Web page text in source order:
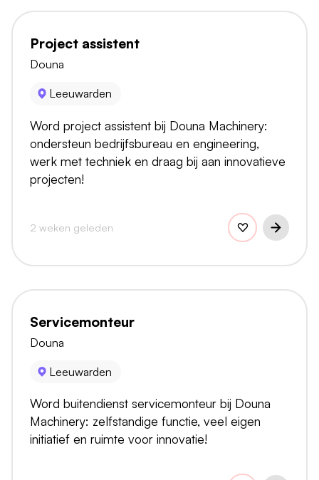
Project assistent
Douna
Leeuwarden
Word project assistent bij Douna Machinery:
ondersteun bedrijfsbureau en engineering,
werk met techniek en draag bij aan innovatieve
projecten!
2 weken geleden
Servicemonteur
Douna
Leeuwarden
Word buitendienst servicemonteur bij Douna
Machinery: zelfstandige functie, veel eigen
initiatief en ruimte voor innovatie!